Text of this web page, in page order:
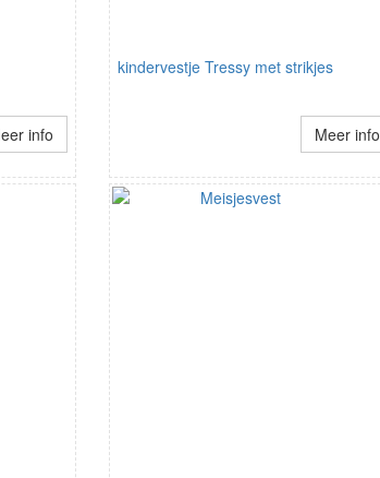
info
kindervestje Tressy met strikjes
Meer info